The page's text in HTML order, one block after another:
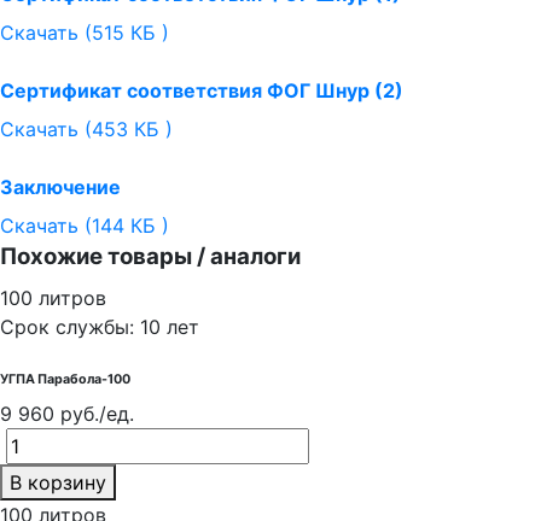
Скачать (515 КБ )
Сертификат соответствия ФОГ Шнур (2)
Скачать (453 КБ )
Заключение
Скачать (144 КБ )
Похожие товары / аналоги
100 литров
Срок службы: 10 лет
УГПА Парабола-100
9 960 руб./ед.
В корзину
100 литров